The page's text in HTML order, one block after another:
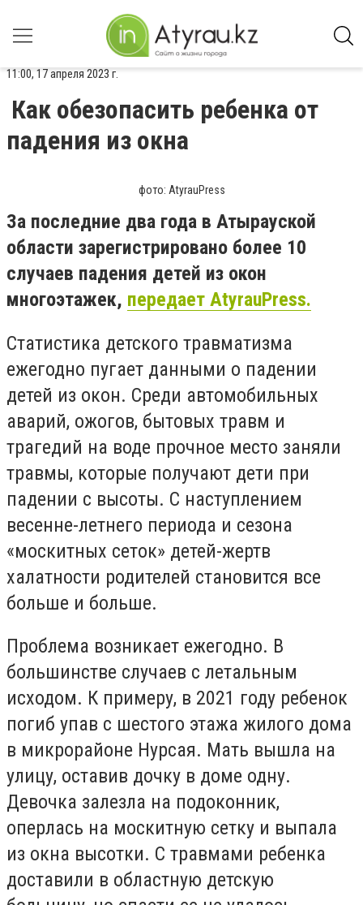
11:00, 17 апреля 2023 г.
Как обезопасить ребенка от
падения из окна
фото: AtyrauPress
За последние два года в Атырауской
области зарегистрировано более 10
случаев падения детей из окон
многоэтажек, передает AtyrauPress.
Статистика детского травматизма
ежегодно пугает данными о падении
детей из окон. Среди автомобильных
аварий, ожогов, бытовых травм и
трагедий на воде прочное место заняли
травмы, которые получают дети при
падении с высоты. С наступлением
весенне-летнего периода и сезона
«москитных сеток» детей-жертв
халатности родителей становится все
больше и больше.
Проблема возникает ежегодно. В
большинстве случаев с летальным
исходом. К примеру, в 2021 году ребенок
погиб упав с шестого этажа жилого дома
в микрорайоне Нурсая. Мать вышла на
улицу, оставив дочку в доме одну.
Девочка залезла на подоконник,
оперлась на москитную сетку и выпала
из окна высотки. С травмами ребенка
доставили в областную детскую